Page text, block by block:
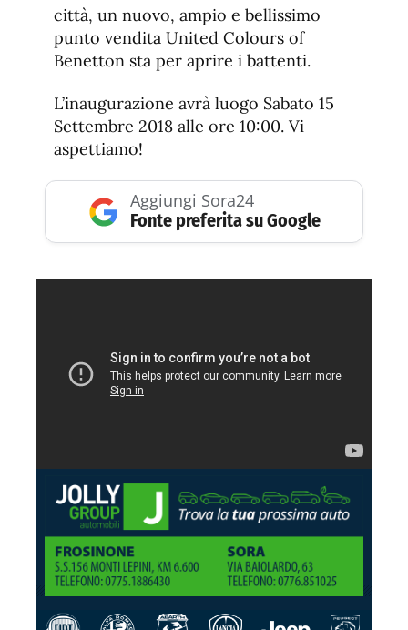
fuente.
città, un nuovo, ampio e bellissimo
punto vendita United Colours of
Benetton sta per aprire i battenti.
L’inaugurazione avrà luogo Sabato 15
Settembre 2018 alle ore 10:00. Vi
aspettiamo!
Aggiungi Sora24
Fonte preferita su Google